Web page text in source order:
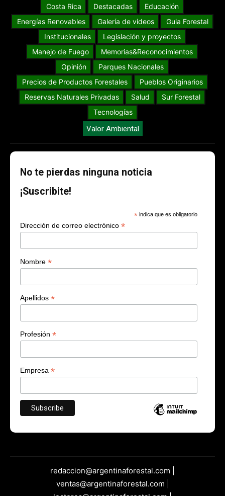
Costa Rica
Destacadas
Educación
Energías Renovables
Galería de videos
Guia Forestal
Institucionales
Legislación y proyectos
Manejo de Fuego
Memorias&Reconocimientos
Opinión
Parques Nacionales
Precios de Productos Forestales
Pueblos Originarios
Reservas Naturales Privadas
Salud
Sur Forestal
Tecnologías
Valor Ambiental
No te pierdas ninguna noticia
¡Suscribite!
* indica que es obligatorio
Dirección de correo electrónico *
Nombre *
Apellidos *
Profesión *
Empresa *
redaccion@argentinaforestal.com |
ventas@argentinaforestal.com |